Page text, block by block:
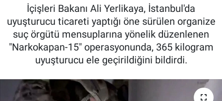
İçişleri Bakanı Ali Yerlikaya, İstanbul'da
uyuşturucu ticareti yaptığı öne sürülen organize
suç örgütü mensuplarına yönelik düzenlenen
"Narkokapan-15" operasyonunda, 365 kilogram
uyuşturucu ele geçirildiğini bildirdi.